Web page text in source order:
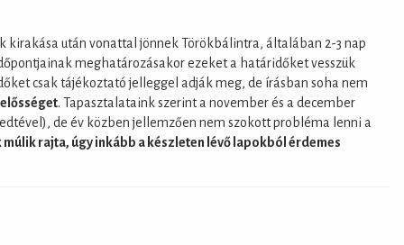
után vonattal jönnek Törökbálintra, általában 2-3 nap
meghatározásakor ezeket a határidőket vesszük
csak tájékoztató jelleggel adják meg, de írásban soha nem
. Tapasztalataink szerint a november és a december
de év közben jellemzően nem szokott probléma lenni a
rajta, úgy inkább a készleten lévő lapokból érdemes